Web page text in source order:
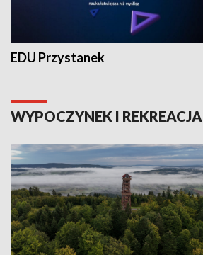
EDU Przystanek
WYPOCZYNEK I REKREACJA